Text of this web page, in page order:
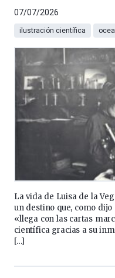
07/07/2026
ilustración científica
La vida de Luisa de la
un destino que, como
«llega con las cartas
científica gracias a su
[…]